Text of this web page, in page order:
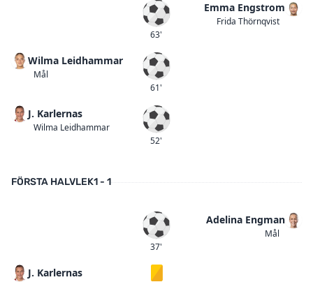
Mål
63'
Emma Engstrom
Frida Thörnqvist
Wilma Leidhammar
Mål Mål
61'
J. Karlernas
Wilma Leidhammar Mål
52'
FÖRSTA HALVLEK1 - 1
Mål
37'
Adelina Engman
Mål
J. Karlernas Gult kort